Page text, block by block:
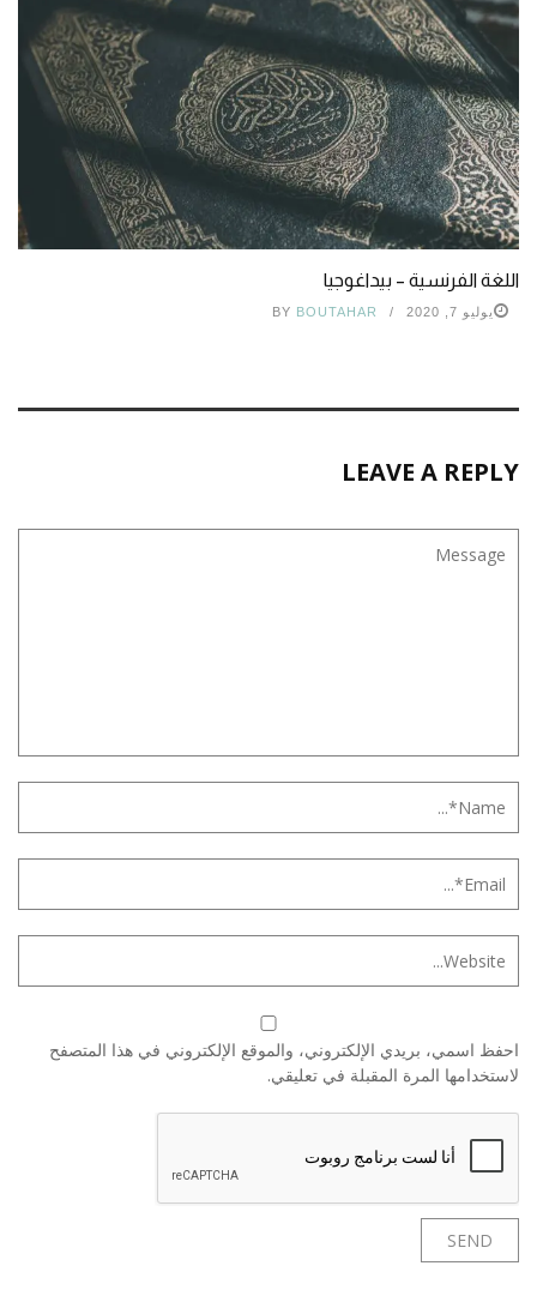
اللغة الفرنسية – بيداغوجيا
يوليو 7, 2020 BY BOUTAHAR
LEAVE A REPLY
احفظ اسمي، بريدي الإلكتروني، والموقع الإلكتروني في هذا المتصفح
لاستخدامها المرة المقبلة في تعليقي.